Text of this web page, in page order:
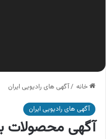
خانه /آگهی های رادیویی ایران
آگهی های رادیویی ایران
آگهی محصولات